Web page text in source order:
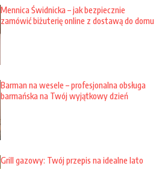
Mennica Świdnicka – jak bezpiecznie
zamówić biżuterię online z dostawą do domu
Barman na wesele – profesjonalna obsługa
barmańska na Twój wyjątkowy dzień
Grill gazowy: Twój przepis na idealne lato